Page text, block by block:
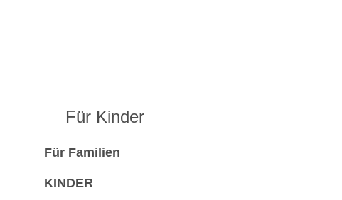
Für Kinder
Für Familien
KINDER